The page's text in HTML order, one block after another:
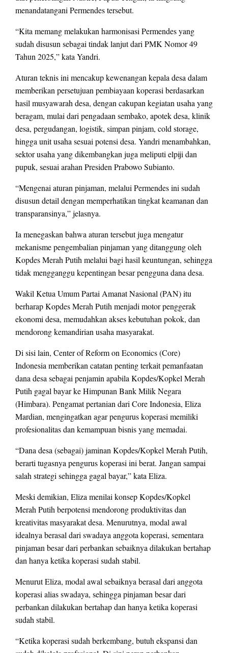
menandatangani Permendes tersebut.
“Kita memang melakukan harmonisasi Permendes yang
sudah disusun sebagai tindak lanjut dari PMK Nomor 49
Tahun 2025,” kata Yandri.
Aturan teknis ini mencakup kewenangan kepala desa dalam
memberikan persetujuan pembiayaan koperasi berdasarkan
hasil musyawarah desa, dengan cakupan kegiatan usaha yang
beragam, mulai dari pengadaan sembako, apotek desa, klinik
desa, pergudangan, logistik, simpan pinjam, cold storage,
hingga unit usaha sesuai potensi desa. Yandri menambahkan,
sektor usaha yang dikembangkan juga meliputi elpiji dan
pupuk, sesuai arahan Presiden Prabowo Subianto.
“Mengenai aturan pinjaman, melalui Permendes ini sudah
disusun detail dengan memperhatikan tingkat keamanan dan
transparansinya,” jelasnya.
Ia menegaskan bahwa aturan tersebut juga mengatur
mekanisme pengembalian pinjaman yang ditanggung oleh
Kopdes Merah Putih melalui bagi hasil keuntungan, sehingga
tidak mengganggu kepentingan besar pengguna dana desa.
Wakil Ketua Umum Partai Amanat Nasional (PAN) itu
berharap Kopdes Merah Putih menjadi motor penggerak
ekonomi desa, memudahkan akses kebutuhan pokok, dan
mendorong kemandirian usaha masyarakat.
Di sisi lain, Center of Reform on Economics (Core)
Indonesia memberikan catatan penting terkait pemanfaatan
dana desa sebagai penjamin apabila Kopdes/Kopkel Merah
Putih gagal bayar ke Himpunan Bank Milik Negara
(Himbara). Pengamat pertanian dari Core Indonesia, Eliza
Mardian, mengingatkan agar pengurus koperasi memiliki
profesionalitas dan kemampuan bisnis yang memadai.
“Dana desa (sebagai) jaminan Kopdes/Kopkel Merah Putih,
berarti tugasnya pengurus koperasi ini berat. Jangan sampai
salah strategi sehingga gagal bayar,” kata Eliza.
Meski demikian, Eliza menilai konsep Kopdes/Kopkel
Merah Putih berpotensi mendorong produktivitas dan
kreativitas masyarakat desa. Menurutnya, modal awal
idealnya berasal dari swadaya anggota koperasi, sementara
pinjaman besar dari perbankan sebaiknya dilakukan bertahap
dan hanya ketika koperasi sudah stabil.
Menurut Eliza, modal awal sebaiknya berasal dari anggota
koperasi alias swadaya, sehingga pinjaman besar dari
perbankan dilakukan bertahap dan hanya ketika koperasi
sudah stabil.
“Ketika koperasi sudah berkembang, butuh ekspansi dan